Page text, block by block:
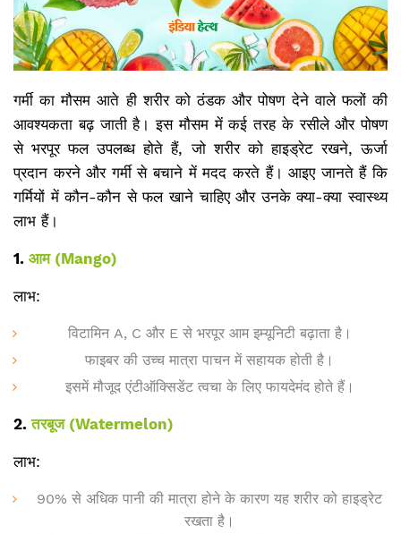
गर्मी का मौसम आते ही शरीर को ठंडक और पोषण देने वाले फलों की
आवश्यकता बढ़ जाती है। इस मौसम में कई तरह के रसीले और पोषण
से भरपूर फल उपलब्ध होते हैं, जो शरीर को हाइड्रेट रखने, ऊर्जा
प्रदान करने और गर्मी से बचाने में मदद करते हैं। आइए जानते हैं कि
गर्मियों में कौन-कौन से फल खाने चाहिए और उनके क्या-क्या स्वास्थ्य
लाभ हैं।
1. आम (Mango)
लाभ:
विटामिन A, C और E से भरपूर आम इम्यूनिटी बढ़ाता है।
फाइबर की उच्च मात्रा पाचन में सहायक होती है।
इसमें मौजूद एंटीऑक्सिडेंट त्वचा के लिए फायदेमंद होते हैं।
2. तरबूज (Watermelon)
लाभ:
90% से अधिक पानी की मात्रा होने के कारण यह शरीर को हाइड्रेट
रखता है।